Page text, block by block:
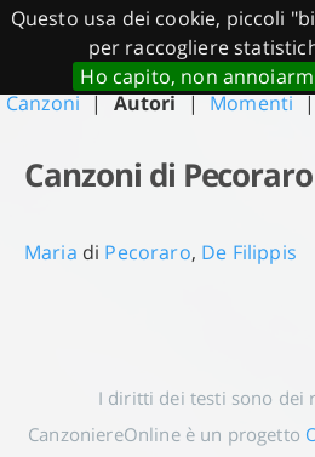
Questo usa dei cookie, piccoli
per raccogliere
Ho capito, non
Canzoni | Autori | Momenti |
Canzoni di
Maria di Pecoraro, De Filippis
I diritti dei testi sono dei
CanzoniereOnline è un progetto